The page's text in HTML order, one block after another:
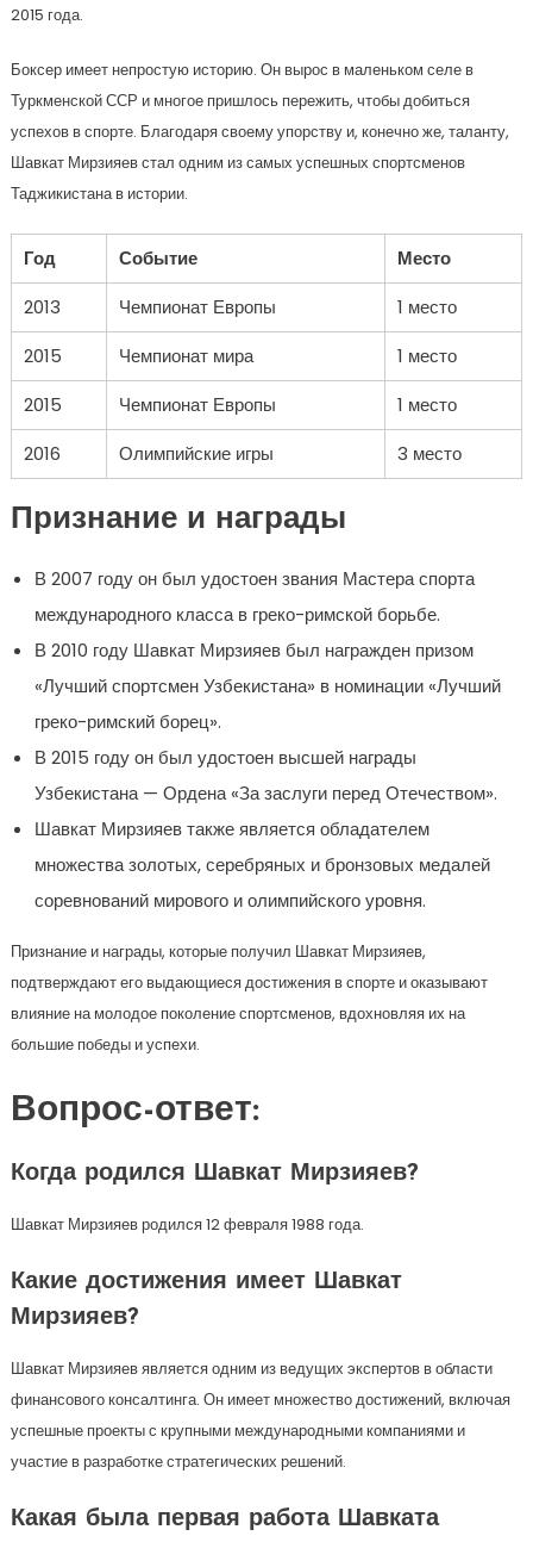
2015 года.
Боксер имеет непростую историю. Он вырос в маленьком селе в
Туркменской ССР и многое пришлось пережить, чтобы добиться
успехов в спорте. Благодаря своему упорству и, конечно же, таланту,
Шавкат Мирзияев стал одним из самых успешных спортсменов
Таджикистана в истории.
Год Событие
Место
2013
Чемпионат Европы
1 место
2015
Чемпионат мира
1 место
2015
Чемпионат Европы
1 место
2016
Олимпийские игры 3 место
Признание и награды
В 2007 году он был удостоен звания Мастера спорта
международного класса в греко-римской борьбе.
В 2010 году Шавкат Мирзияев был награжден призом
«Лучший спортсмен Узбекистана» в номинации «Лучший
греко-римский борец».
В 2015 году он был удостоен высшей награды
Узбекистана — Ордена «За заслуги перед Отечеством».
Шавкат Мирзияев также является обладателем
множества золотых, серебряных и бронзовых медалей
соревнований мирового и олимпийского уровня.
Признание и награды, которые получил Шавкат Мирзияев,
подтверждают его выдающиеся достижения в спорте и оказывают
влияние на молодое поколение спортсменов, вдохновляя их на
большие победы и успехи.
Вопрос-ответ:
Когда родился Шавкат Мирзияев?
Шавкат Мирзияев родился 12 февраля 1988 года.
Какие достижения имеет Шавкат
Мирзияев?
Шавкат Мирзияев является одним из ведущих экспертов в области
финансового консалтинга. Он имеет множество достижений, включая
успешные проекты с крупными международными компаниями и
участие в разработке стратегических решений.
Какая была первая работа Шавката